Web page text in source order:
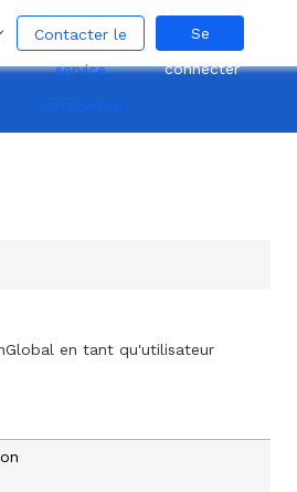
Contacter le
service
commercial
Se
connecter
en tant qu'utilisateur